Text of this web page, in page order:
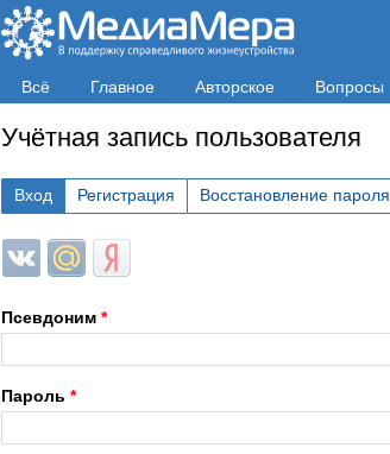
Всё Главное Авторское Вопросы
Учётная запись пользователя
Вход Регистрация Восстановление пароля
Login with ВКонтакте
Login with Mail.ru
Login with Яндекс
Псевдоним *
Пароль *